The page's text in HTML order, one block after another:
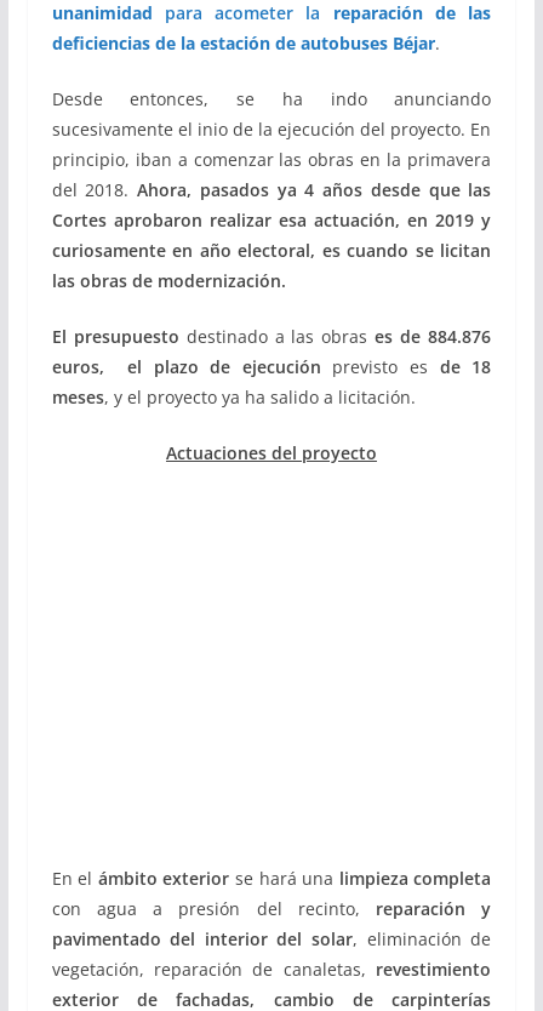
unanimidad para acometer la
reparación de las
deficiencias de la estación de autobuses Béjar.
Desde entonces, se ha indo anunciando
sucesivamente el inio de la ejecución del proyecto. En
principio, iban a comenzar las obras en la primavera
del 2018. Ahora, pasados ya 4 años desde que las
Cortes aprobaron realizar esa actuación, en 2019 y
curiosamente en año electoral, es cuando se licitan
las obras de modernización.
El presupuesto destinado a las obras es de 884.876
euros, el plazo de ejecución previsto es de 18
meses, y el proyecto ya ha salido a licitación.
Actuaciones del proyecto
En el ámbito exterior se hará una limpieza completa
con agua a presión del recinto, reparación y
pavimentado del interior del solar, eliminación de
vegetación, reparación de canaletas, revestimiento
exterior de fachadas, cambio de carpinterías